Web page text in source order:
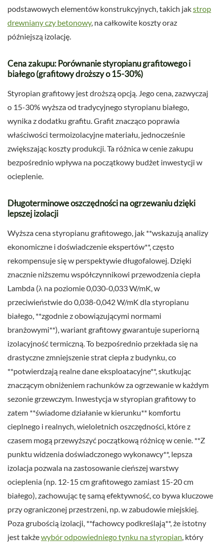
podstawowych elementów konstrukcyjnych, takich jakstrop
drewniany czy betonowy, na całkowite koszty oraz
późniejszą izolację.
Cena zakupu: Porównanie styropianu grafitowego i
białego (grafitowy droższy o 15-30%)
Styropian grafitowy jest droższą opcją. Jego cena, zazwyczaj
o 15-30% wyższa od tradycyjnego styropianu białego,
wynika z dodatku grafitu. Grafit znacząco poprawia
właściwości termoizolacyjne materiału, jednocześnie
zwiększając koszty produkcji. Ta różnica w cenie zakupu
bezpośrednio wpływa na początkowy budżet inwestycji w
ocieplenie.
Długoterminowe oszczędności na ogrzewaniu dzięki
lepszej izolacji
Wyższa cena styropianu grafitowego, jak **wskazują analizy
ekonomiczne i doświadczenie ekspertów**, często
rekompensuje się w perspektywie długofalowej. Dzięki
znacznie niższemu współczynnikowi przewodzenia ciepła
Lambda (λ na poziomie 0,030-0,033 W/mK, w
przeciwieństwie do 0,038-0,042 W/mK dla styropianu
białego, **zgodnie z obowiązującymi normami
branżowymi**), wariant grafitowy gwarantuje superiorną
izolacyjność termiczną. To bezpośrednio przekłada się na
drastyczne zmniejszenie strat ciepła z budynku, co
**potwierdzają realne dane eksploatacyjne**, skutkując
znaczącym obniżeniem rachunków za ogrzewanie w każdym
sezonie grzewczym. Inwestycja w styropian grafitowy to
zatem **świadome działanie w kierunku** komfortu
cieplnego i realnych, wieloletnich oszczędności, które z
czasem mogą przewyższyć początkową różnicę w cenie. **Z
punktu widzenia doświadczonego wykonawcy**, lepsza
izolacja pozwala na zastosowanie cieńszej warstwy
ocieplenia (np. 12-15 cm grafitowego zamiast 15-20 cm
białego), zachowując tę samą efektywność, co bywa kluczowe
przy ograniczonej przestrzeni, np. w zabudowie miejskiej.
Poza grubością izolacji, **fachowcy podkreślają**, że istotny
jest takżewybór odpowiedniego tynku na styropian, który